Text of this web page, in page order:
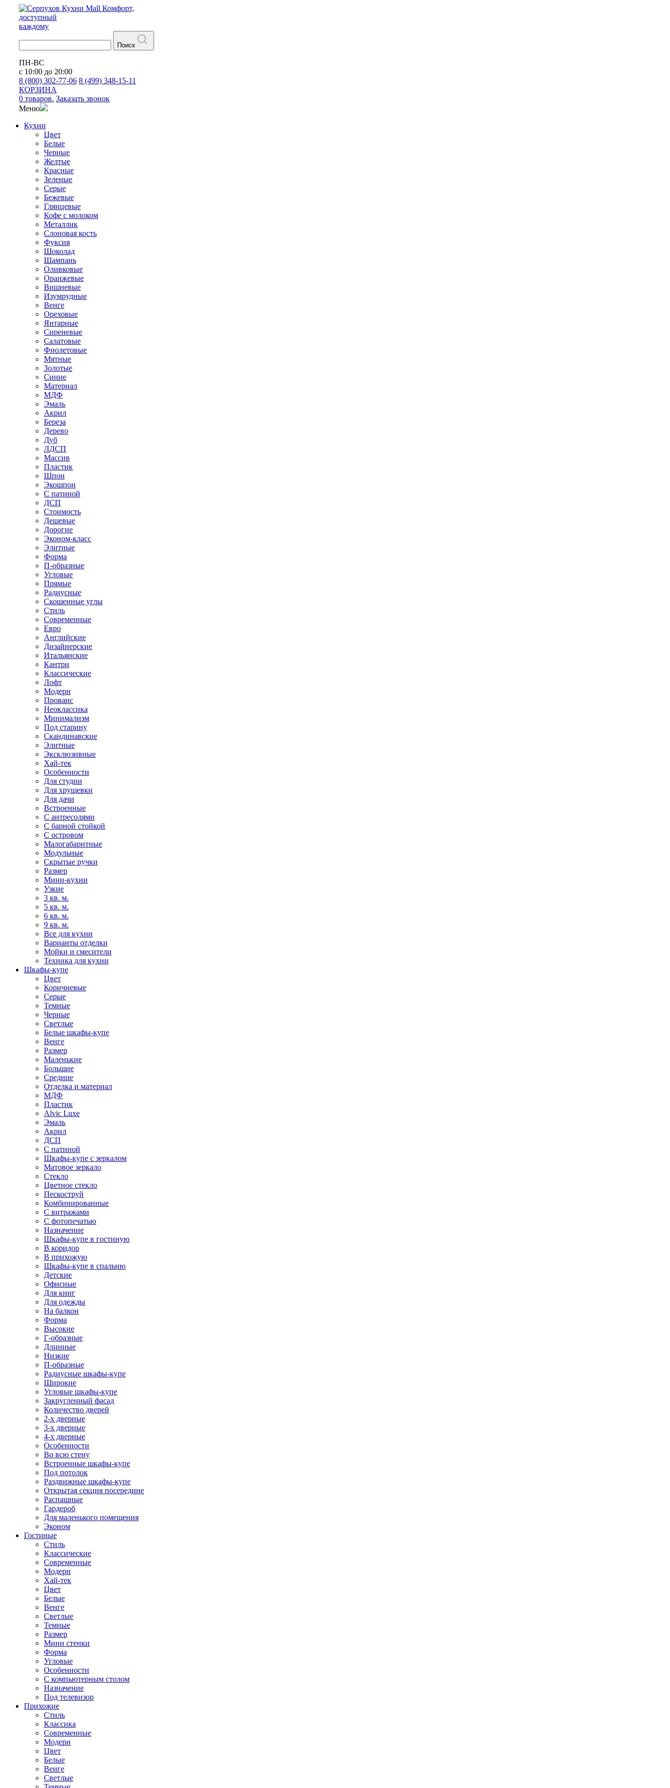
Кухни Mall Комфорт,
доступный
каждому
Поиск
ПН-ВС
с 10:00 до 20:00
8 (800) 302-77-06 8 (499) 348-15-11
КОРЗИНА
0 товаров. Заказать звонок
Меню
Кухни
Цвет
Белые
Черные
Желтые
Красные
Зеленые
Серые
Бежевые
Глянцевые
Кофе с молоком
Металлик
Слоновая кость
Фуксия
Шоколад
Шампань
Оливковые
Оранжевые
Вишневые
Изумрудные
Венге
Ореховые
Янтарные
Сиреневые
Салатовые
Фиолетовые
Мятные
Золотые
Синие
Материал
МДФ
Эмаль
Акрил
Береза
Дерево
Дуб
ЛДСП
Массив
Пластик
Шпон
Экошпон
С патиной
ДСП
Стоимость
Дешевые
Дорогие
Эконом-класс
Элитные
Форма
П-образные
Угловые
Прямые
Радиусные
Скошенные углы
Стиль
Современные
Евро
Английские
Дизайнерские
Итальянские
Кантри
Классические
Лофт
Модерн
Прованс
Неоклассика
Минимализм
Под старину
Скандинавские
Элитные
Эксклюзивные
Хай-тек
Особенности
Для студии
Для хрущевки
Для дачи
Встроенные
С антресолями
С барной стойкой
С островом
Малогабаритные
Модульные
Скрытые ручки
Размер
Мини-кухни
Узкие
3 кв. м.
5 кв. м.
6 кв. м.
9 кв. м.
Все для кухни
Варианты отделки
Мойки и смесители
Техника для кухни
Шкафы-купе
Цвет
Коричневые
Серые
Темные
Черные
Светлые
Белые шкафы-купе
Венге
Размер
Маленькие
Большие
Средние
Отделка и материал
МДФ
Пластик
Alvic Luxe
Эмаль
Акрил
ДСП
С патиной
Шкафы-купе с зеркалом
Матовое зеркало
Стекло
Цветное стекло
Пескоструй
Комбинированные
С витражами
С фотопечатью
Назначение
Шкафы-купе в гостиную
В коридор
В прихожую
Шкафы-купе в спальню
Детские
Офисные
Для книг
Для одежды
На балкон
Форма
Высокие
Г-образные
Длинные
Низкие
П-образные
Радиусные шкафы-купе
Широкие
Угловые шкафы-купе
Закругленный фасад
Количество дверей
2-х дверные
3-х дверные
4-х дверные
Особенности
Во всю стену
Встроенные шкафы-купе
Под потолок
Раздвижные шкафы-купе
Открытая секция посередине
Распашные
Гардероб
Для маленького помещения
Эконом
Гостиные
Стиль
Классические
Современные
Модерн
Хай-тек
Цвет
Белые
Венге
Светлые
Темные
Размер
Мини стенки
Форма
Угловые
Особенности
С компьютерным столом
Назначение
Под телевизор
Прихожие
Стиль
Классика
Современные
Модерн
Цвет
Белые
Венге
Светлые